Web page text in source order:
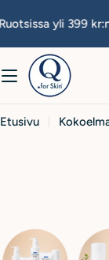
sisältöön yli 399
Etusivu